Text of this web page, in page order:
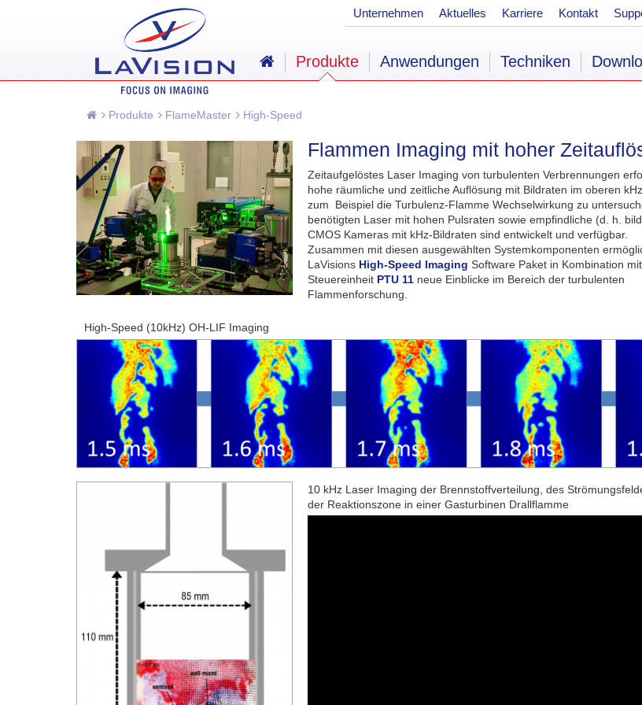
Produkte FlameMaster High-Speed
Flammen Imaging mit hoher
Zeitaufgelöstes Laser Imaging von turbulenten Verbrennungen
hohe räumliche und zeitliche Auflösung mit Bildraten im oberen
zum Beispiel die Turbulenz-Flamme Wechselwirkung zu
benötigten Laser mit hohen Pulsraten sowie empfindliche (d. h.
CMOS Kameras mit kHz-Bildraten sind entwickelt und verfügbar.
Zusammen mit diesen ausgewählten Systemkomponenten
LaVisions High-Speed Imaging Software Paket in Kombination
Steuereinheit PTU 11 neue Einblicke im Bereich der turbulenten
Flammenforschung.
High-Speed (10kHz) OH-LIF Imaging
10 kHz Laser Imaging der Brennstoffverteilung, des
der Reaktionszone in einer Gasturbinen Drallflamme
Unternehmen Aktuelles Karriere Kontakt
Produkte Anwendungen Techniken